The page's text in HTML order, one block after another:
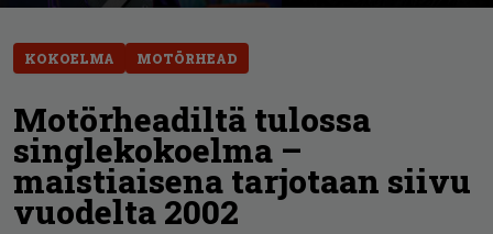
KOKOELMA MOTÖRHEAD
Motörheadiltä tulossa
singlekokoelma –
maistiaisena tarjotaan siivu
vuodelta 2002